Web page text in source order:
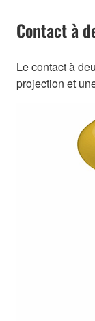
Contact à
Le contact à
projection et